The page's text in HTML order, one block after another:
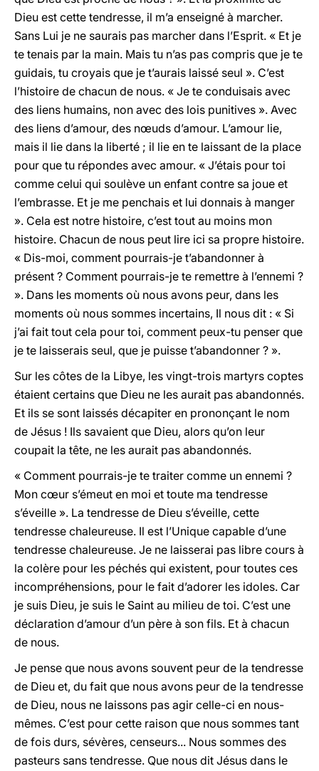
Dieu est cette tendresse, il m’a enseigné à marcher.
Sans Lui je ne saurais pas marcher dans l’Esprit. « Et je
te tenais par la main. Mais tu n’as pas compris que je te
guidais, tu croyais que je t’aurais laissé seul ». C’est
l’histoire de chacun de nous. « Je te conduisais avec
des liens humains, non avec des lois punitives ». Avec
des liens d’amour, des nœuds d’amour. L’amour lie,
mais il lie dans la liberté ; il lie en te laissant de la place
pour que tu répondes avec amour. « J’étais pour toi
comme celui qui soulève un enfant contre sa joue et
l’embrasse. Et je me penchais et lui donnais à manger
». Cela est notre histoire, c’est tout au moins mon
histoire. Chacun de nous peut lire ici sa propre histoire.
« Dis-moi, comment pourrais-je t’abandonner à
présent ? Comment pourrais-je te remettre à l’ennemi ?
». Dans les moments où nous avons peur, dans les
moments où nous sommes incertains, Il nous dit : « Si
j’ai fait tout cela pour toi, comment peux-tu penser que
je te laisserais seul, que je puisse t’abandonner ? ».
Sur les côtes de la Libye, les vingt-trois martyrs coptes
étaient certains que Dieu ne les aurait pas abandonnés.
Et ils se sont laissés décapiter en prononçant le nom
de Jésus ! Ils savaient que Dieu, alors qu’on leur
coupait la tête, ne les aurait pas abandonnés.
« Comment pourrais-je te traiter comme un ennemi ?
Mon cœur s’émeut en moi et toute ma tendresse
s’éveille ». La tendresse de Dieu s’éveille, cette
tendresse chaleureuse. Il est l’Unique capable d’une
tendresse chaleureuse. Je ne laisserai pas libre cours à
la colère pour les péchés qui existent, pour toutes ces
incompréhensions, pour le fait d’adorer les idoles. Car
je suis Dieu, je suis le Saint au milieu de toi. C’est une
déclaration d’amour d’un père à son fils. Et à chacun
de nous.
Je pense que nous avons souvent peur de la tendresse
de Dieu et, du fait que nous avons peur de la tendresse
de Dieu, nous ne laissons pas agir celle-ci en nous-
mêmes. C’est pour cette raison que nous sommes tant
de fois durs, sévères, censeurs... Nous sommes des
pasteurs sans tendresse. Que nous dit Jésus dans le